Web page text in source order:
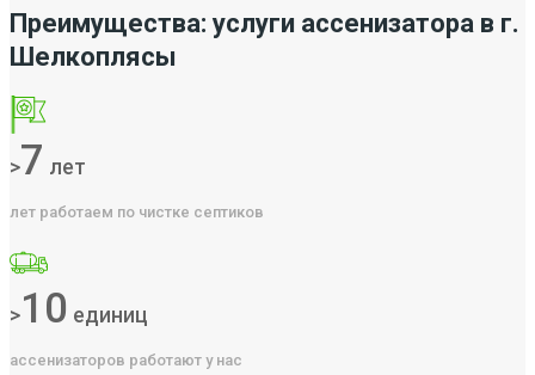
Преимущества: услуги ассенизатора в г.
Шелкоплясы
>7 лет
лет работаем по чистке септиков
>10 единиц
ассенизаторов работают у нас